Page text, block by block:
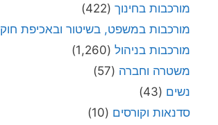
מורכבות בחינוך (422)
מורכבות במשפט, בשיטור ובאכיפת חוק
מורכבות בניהול (1,260)
משטרה וחברה (57)
נשים (43)
סדנאות וקורסים (10)